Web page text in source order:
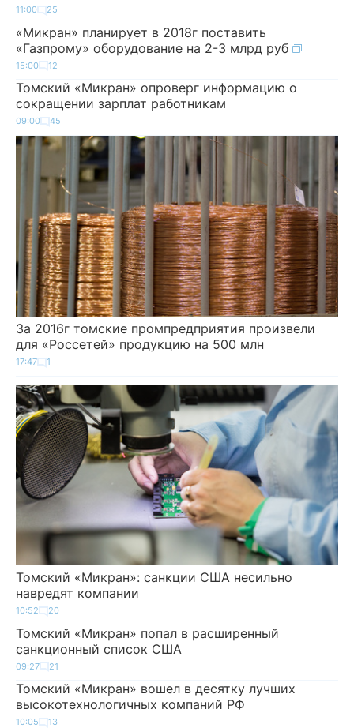
11:00 25
«Микран» планирует в 2018г поставить
«Газпрому» оборудование на 2-3 млрд руб
15:00 12
Томский «Микран» опроверг информацию о
сокращении зарплат работникам
09:00 45
За 2016г томские промпредприятия произвели
для «Россетей» продукцию на 500 млн
17:47 1
Томский «Микран»: санкции США несильно
навредят компании
10:52 20
Томский «Микран» попал в расширенный
санкционный список США
09:27 21
Томский «Микран» вошел в десятку лучших
высокотехнологичных компаний РФ
10:05 13